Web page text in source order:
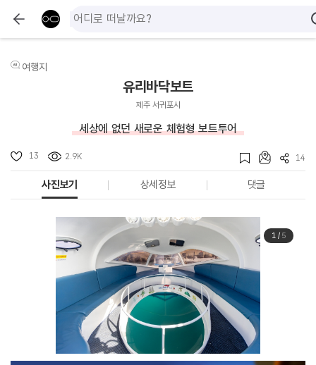
여행지
유리바닥보트
제주 서귀포시
세상에 없던 새로운 체험형 보트투어
13 2.9K 14
사진보기 상세정보 댓글
1/ 5